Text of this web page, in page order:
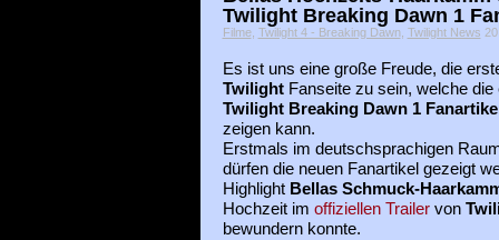
Twilight Breaking Dawn 1
Filme, Twilight 4 - Breaking Dawn, Twilight News
Es ist uns eine große Freude, die
Twilight Fanseite zu sein, welche die
Twilight Breaking Dawn 1
zeigen kann.
Erstmals im deutschsprachigen
dürfen die neuen Fanartikel gezeigt
Highlight Bellas Schmuck-
Hochzeit im offiziellen Trailervon
bewundern konnte.